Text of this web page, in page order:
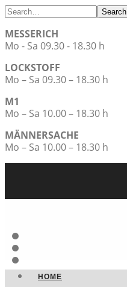
Search
MESSERICH
Mo - Sa 09.30 - 18.30 h
LOCKSTOFF
Mo – Sa 09.30 – 18.30 h
M1
Mo – Sa 10.00 – 18.30 h
MÄNNERSACHE
Mo – Sa 10.00 – 18.30 h
HOME